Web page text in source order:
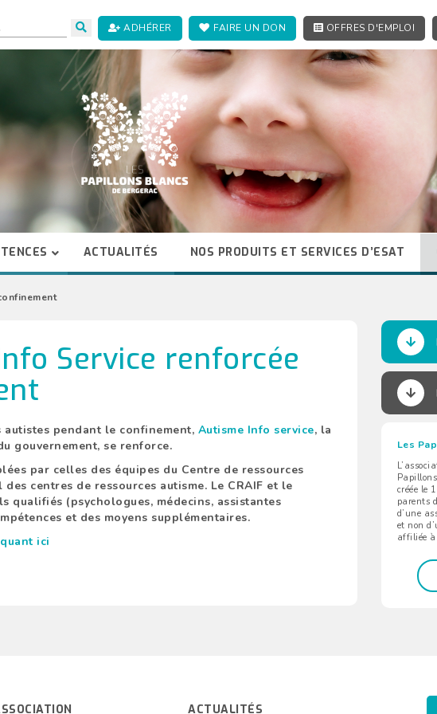
ADHÉRER FAIRE UN DON OFFRES D'EMPLOI
ACTUALITÉS NOS PRODUITS ET SERVICES D’ESAT
Service renforcée
pendant le confinement, Autisme Info service, la
gouvernement, se renforce.
par celles des équipes du Centre de ressources
centres de ressources autisme. Le CRAIF et le
qualifiés (psychologues, médecins, assistantes
et des moyens supplémentaires.
ici
Les
créée le
parents
d’une
et non
affiliée à
ACTUALITÉS